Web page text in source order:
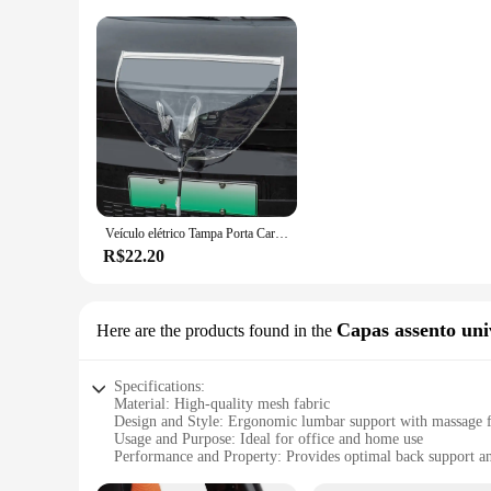
Veículo elétrico Tampa Porta Carregador, impermeável, Dustproof, Outdoor Protection Covers para Tesla Model 3 Y, Sedan, SUV, Acessórios de carro
R$22.20
Here are the products found in the Capas assento
Specifications:
Material: High-quality mesh fabric
Design and Style: Ergonomic lumbar support with massage
Usage and Purpose: Ideal for office and home use
Performance and Property: Provides optimal back support